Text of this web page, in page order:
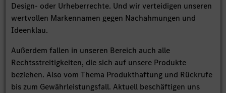
Design- oder Urheberrechte. Und wir verteidigen unseren
wertvollen Markennamen gegen Nachahmungen und
Ideenklau.
Außerdem fallen in unseren Bereich auch alle
Rechtsstreitigkeiten, die sich auf unsere Produkte
beziehen. Also vom Thema Produkthaftung und Rückrufe
bis zum Gewährleistungsfall. Aktuell beschäftigen uns